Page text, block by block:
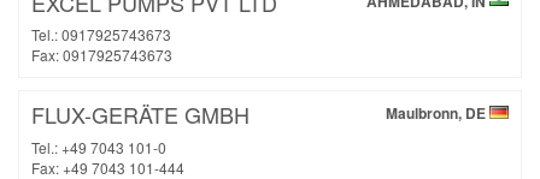
Tel.: 0917925743673
Fax: 0917925743673
Maulbronn, DE
FLUX-GERÄTE GMBH
Tel.: +49 7043 101-0
Fax: +49 7043 101-444